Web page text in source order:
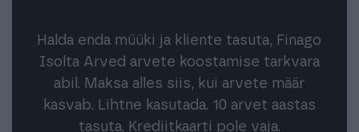
Halda enda müüki ja kliente tasuta, Finago
Isolta Arved arvete koostamise tarkvara
abil. Maksa alles siis, kui arvete määr
kasvab. Lihtne kasutada. 10 arvet aastas
tasuta. Krediitkaarti pole vaja.